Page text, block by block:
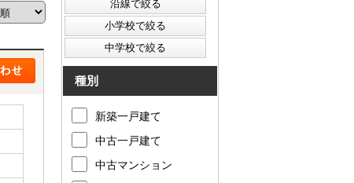
種別
新築一戸建て
中古一戸建て
中古マンション